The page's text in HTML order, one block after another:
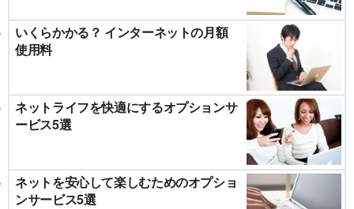
いくらかかる？ インターネットの月額
使用料
ネットライフを快適にするオプションサ
ービス5選
ネットを安心して楽しむためのオプショ
ンサービス5選